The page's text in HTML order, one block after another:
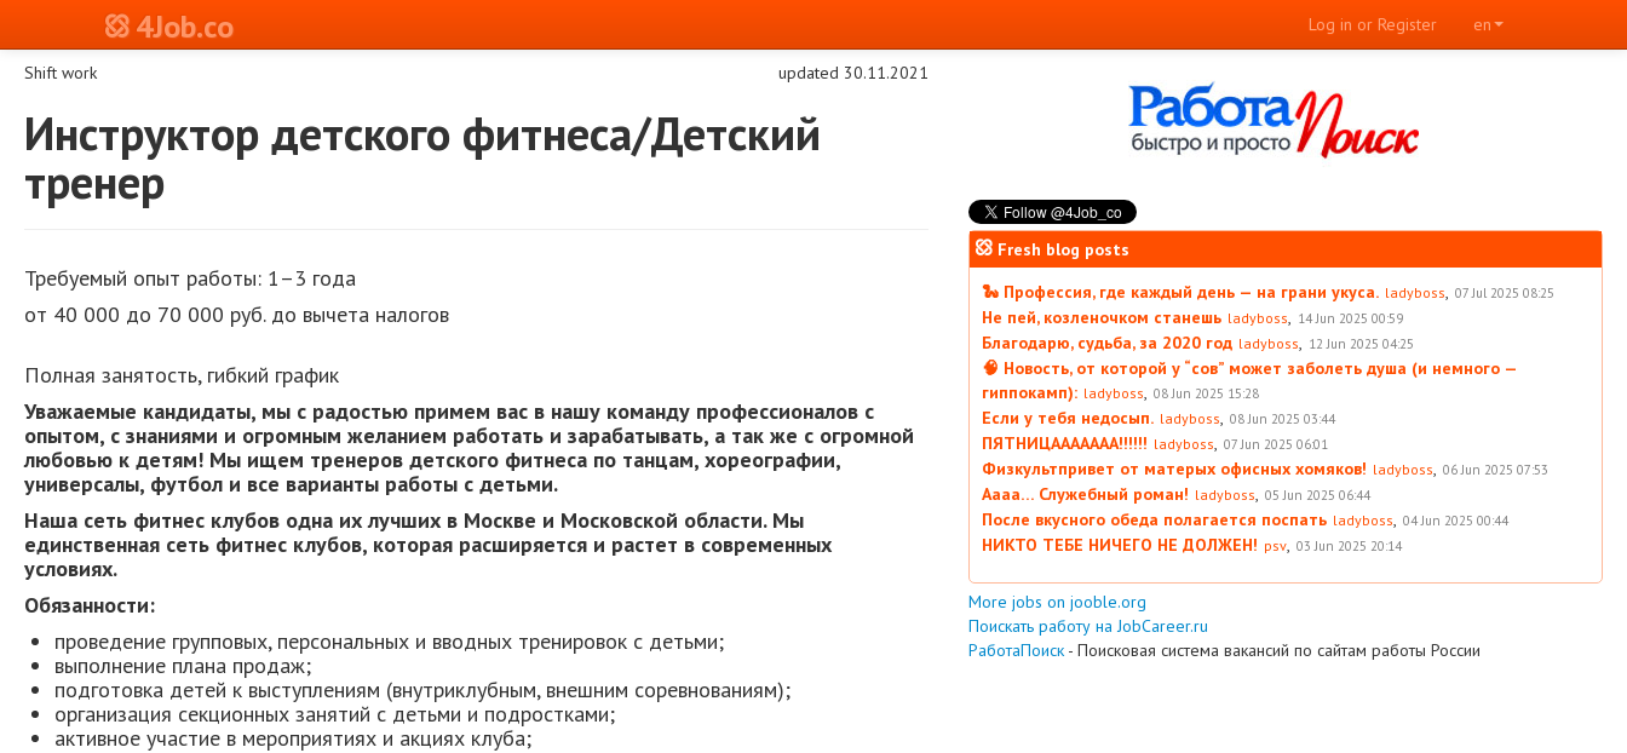
4Job.co en
Log in or Register
Shift work updated 30.11.2021
Инструктор детского фитнеса/Детский
тренер
Требуемый опыт работы: 1–3 года
от 40 000 до 70 000 руб. до вычета налогов
Полная занятость, гибкий график
Уважаемые кандидаты, мы с радостью примем вас в нашу команду профессионалов с
опытом, с знаниями и огромным желанием работать и зарабатывать, а так же с огромной
любовью к детям! Мы ищем тренеров детского фитнеса по танцам, хореографии,
универсалы, футбол и все варианты работы с детьми.
Наша сеть фитнес клубов одна их лучших в Москве и Московской области. Мы
единственная сеть фитнес клубов, которая расширяется и растет в современных
условиях.
Обязанности:
проведение групповых, персональных и вводных тренировок с детьми;
выполнение плана продаж;
подготовка детей к выступлениям (внутриклубным, внешним соревнованиям);
организация секционных занятий с детьми и подростками;
активное участие в мероприятиях и акциях клуба;
Fresh blog posts
🐍 Профессия, где каждый день — на грани укуса. ladyboss, 07 Jul 2025 08:25
Не пей, козленочком станешь ladyboss, 14 Jun 2025 00:59
Благодарю, судьба, за 2020 год ladyboss, 12 Jun 2025 04:25
🧠 Новость, от которой у “сов” может заболеть душа (и немного —
гиппокамп): ladyboss, 08 Jun 2025 15:28
Если у тебя недосып. ladyboss, 08 Jun 2025 03:44
ПЯТНИЦААААААА!!!!!! ladyboss, 07 Jun 2025 06:01
Физкультпривет от матерых офисных хомяков! ladyboss, 06 Jun 2025 07:53
Аааа… Служебный роман! ladyboss, 05 Jun 2025 06:44
После вкусного обеда полагается поспать ladyboss, 04 Jun 2025 00:44
НИКТО ТЕБЕ НИЧЕГО НЕ ДОЛЖЕН! psv, 03 Jun 2025 20:14
More jobs on jooble.org
Поискать работу на JobCareer.ru
РаботаПоиск - Поисковая система вакансий по сайтам работы России